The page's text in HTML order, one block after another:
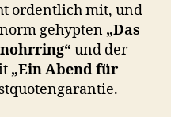
ordentlich mit, und
gehypten „Das
und der
„Ein Abend für